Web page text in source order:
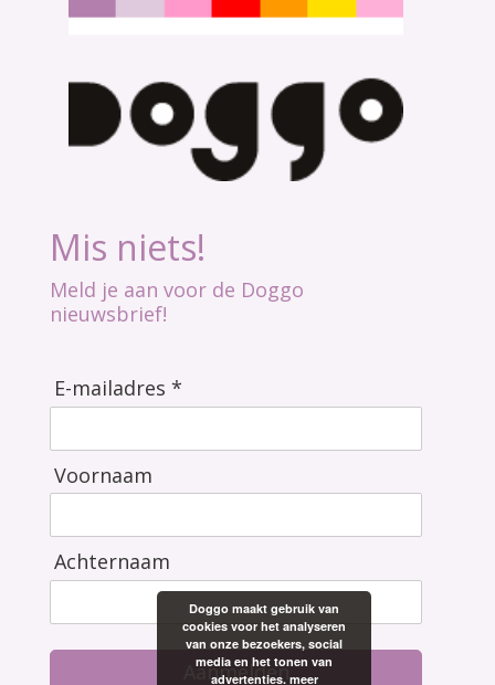
Mis niets!
Meld je aan voor de Doggo
nieuwsbrief!
E-mailadres *
Voornaam
Achternaam
Aanmelden
Doggo maakt gebruik van
cookies voor het analyseren
van onze bezoekers, social
media en het tonen van
advertenties. meer